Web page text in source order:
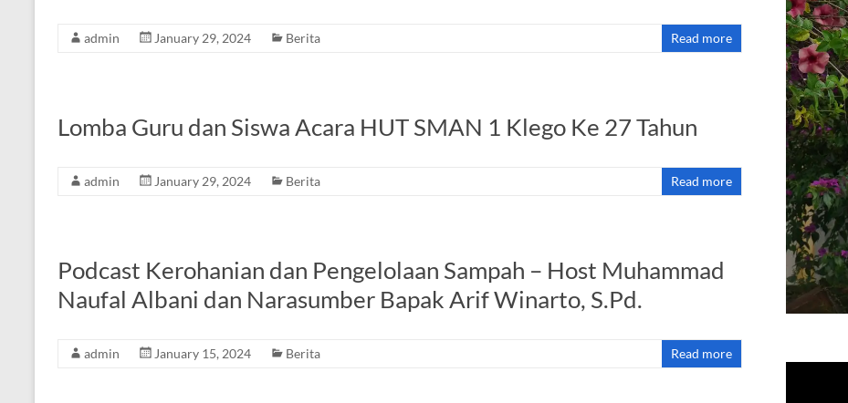
admin January 29, 2024 Berita Read more
Lomba Guru dan Siswa Acara HUT SMAN 1 Klego Ke 27 Tahun
admin January 29, 2024 Berita Read more
Podcast Kerohanian dan Pengelolaan Sampah – Host Muhammad
Naufal Albani dan Narasumber Bapak Arif Winarto, S.Pd.
admin January 15, 2024 Berita Read more